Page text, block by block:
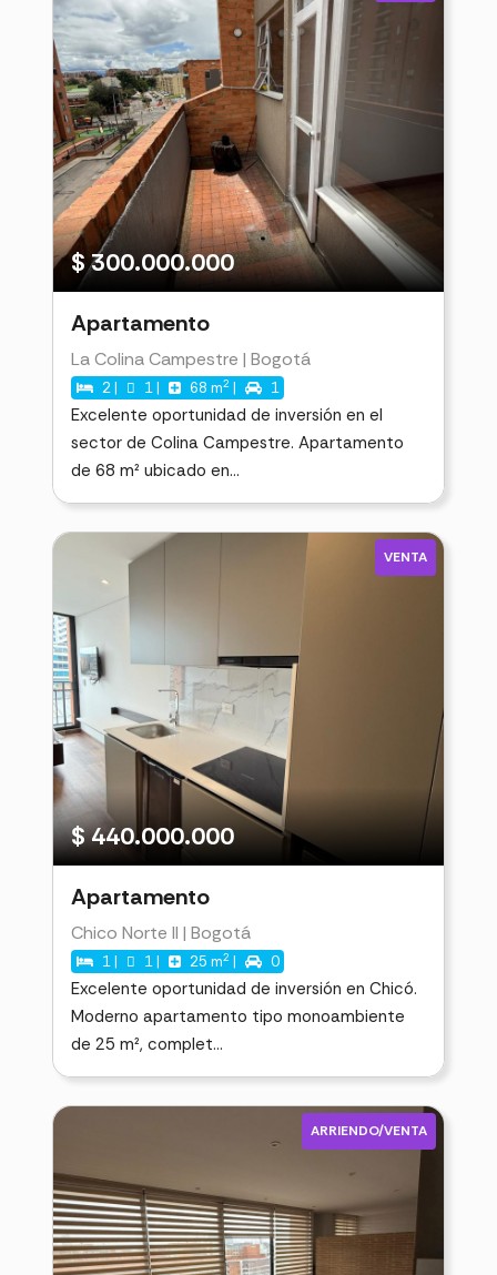
$ 300.000.000
Apartamento
La Colina Campestre | Bogotá
2 | 1 | 68 m2 | 1
Excelente oportunidad de inversión en el
sector de Colina Campestre. Apartamento
de 68 m² ubicado en...
VENTA
$ 440.000.000
Apartamento
Chico Norte II | Bogotá
1 | 1 | 25 m2 | 0
Excelente oportunidad de inversión en Chicó.
Moderno apartamento tipo monoambiente
de 25 m², complet...
ARRIENDO/VENTA